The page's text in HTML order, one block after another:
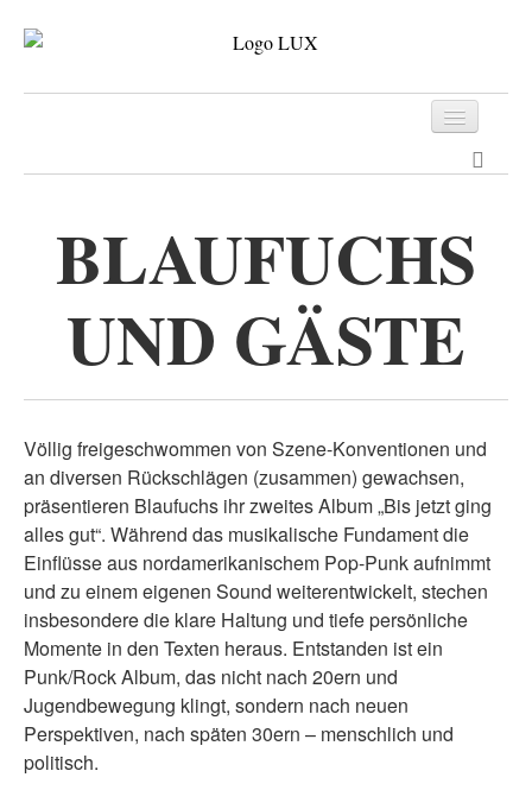
Archiv
Kontakt
BLAUFUCHS
UND GÄSTE
Völlig freigeschwommen von Szene-Konventionen und
an diversen Rückschlägen (zusammen) gewachsen,
präsentieren Blaufuchs ihr zweites Album „Bis jetzt ging
alles gut“. Während das musikalische Fundament die
Einflüsse aus nordamerikanischem Pop-Punk aufnimmt
und zu einem eigenen Sound weiterentwickelt, stechen
insbesondere die klare Haltung und tiefe persönliche
Momente in den Texten heraus. Entstanden ist ein
Punk/Rock Album, das nicht nach 20ern und
Jugendbewegung klingt, sondern nach neuen
Perspektiven, nach späten 30ern – menschlich und
politisch.